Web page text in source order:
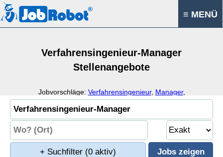
≡ MENÜ
Verfahrensingenieur-Manager
Stellenangebote
Jobvorschläge: Verfahrensingenieur, Manager,
Prozessingenieur,Prozessmanager
+ Suchfilter (0 aktiv)